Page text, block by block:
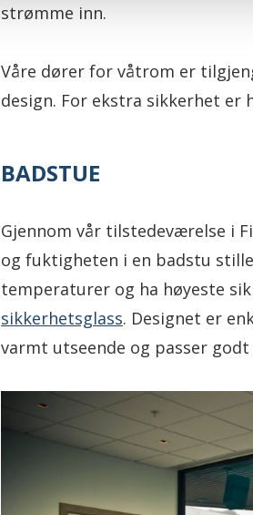
strømme inn.
Våre dører for våtrom er
design. For ekstra sikkerhet er
BADSTUE
Gjennom vår tilstedeværelse i
og fuktigheten i en badstu
temperaturer og ha høyeste
sikkerhetsglass. Designet er
varmt utseende og passer